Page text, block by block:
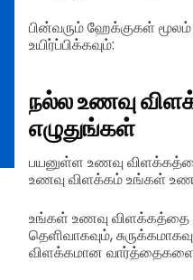
பின்வரும் ஹேக்குகள்
உயிர்ப்பிக்கவும்:
நல்ல உணவு
எழுதுங்கள்
பயனுள்ள உணவு விளக்கத்தை
உணவு விளக்கம் உங்கள்
உங்கள் உணவு விளக்கத்தை
தெளிவாகவும்,
விளக்கமான